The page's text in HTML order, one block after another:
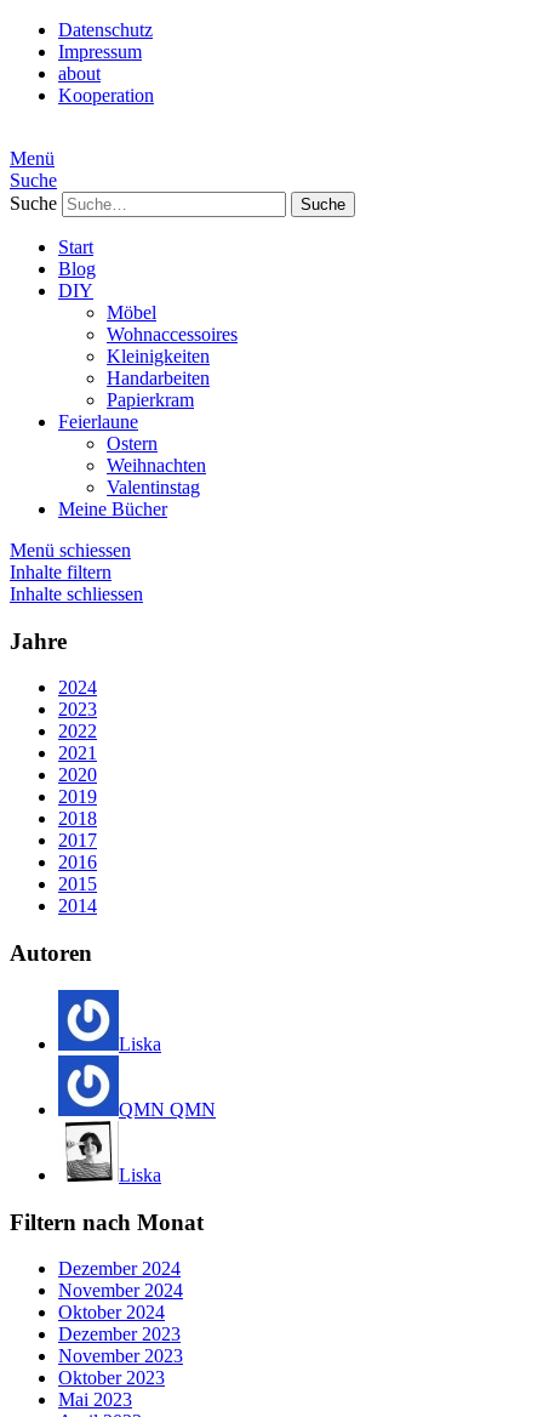
Datenschutz
Impressum
about
Kooperation
Menü
Suche
Suche
Start
Blog
DIY
Möbel
Wohnaccessoires
Kleinigkeiten
Handarbeiten
Papierkram
Feierlaune
Ostern
Weihnachten
Valentinstag
Meine Bücher
Menü schiessen
Inhalte filtern
Inhalte schliessen
Jahre
2024
2023
2022
2021
2020
2019
2018
2017
2016
2015
2014
Autoren
Liska
QMN QMN
Liska
Filtern nach Monat
Dezember 2024
November 2024
Oktober 2024
Dezember 2023
November 2023
Oktober 2023
Mai 2023